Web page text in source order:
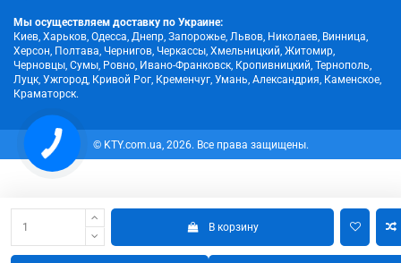
В корзину
Мы осуществляем доставку по Украине:
Киев, Харьков, Одесса, Днепр, Запорожье, Львов, Николаев, Винница,
Херсон, Полтава, Чернигов, Черкассы, Хмельницкий, Житомир,
Черновцы, Сумы, Ровно, Ивано-Франковск, Кропивницкий, Тернополь,
Луцк, Ужгород, Кривой Рог, Кременчуг, Умань, Александрия, Каменское,
Краматорск.
© KTY.com.ua, 2026. Все права защищены.